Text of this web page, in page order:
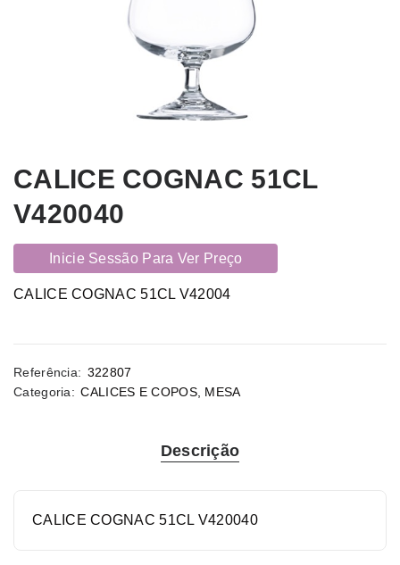
CALICE COGNAC 51CL
V420040
Inicie Sessão Para Ver Preço
CALICE COGNAC 51CL V42004
Referência: 322807
Categoria: CALICES E COPOS, MESA
Descrição
CALICE COGNAC 51CL V420040